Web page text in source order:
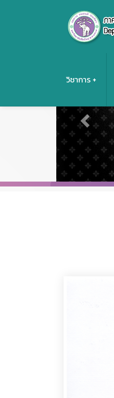
วิชาการ